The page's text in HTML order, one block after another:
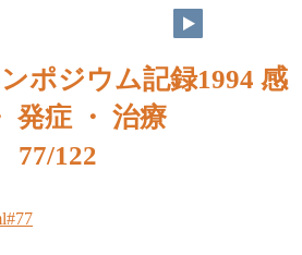
ポジウム記録1994 感
発症 ・ 治療
77/122